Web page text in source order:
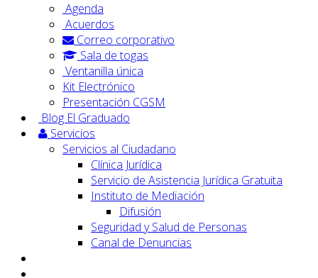
Agenda
Acuerdos
Correo corporativo
Sala de togas
Ventanilla única
Kit Electrónico
Presentación CGSM
Blog El Graduado
Servicios
Servicios al Ciudadano
Clínica Jurídica
Servicio de Asistencia Jurídica Gratuita
Instituto de Mediación
Difusión
Seguridad y Salud de Personas
Canal de Denuncias